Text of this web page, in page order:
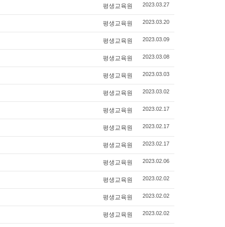
평생교육원 2023.03.27
평생교육원 2023.03.20
평생교육원 2023.03.09
평생교육원 2023.03.08
평생교육원 2023.03.03
평생교육원 2023.03.02
평생교육원 2023.02.17
평생교육원 2023.02.17
평생교육원 2023.02.17
평생교육원 2023.02.06
평생교육원 2023.02.02
평생교육원 2023.02.02
평생교육원 2023.02.02